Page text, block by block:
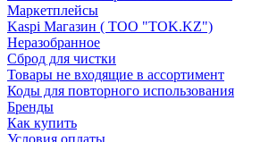
Маркетплейсы
Kaspi Магазин ( ТОО "TOK.KZ")
Неразобранное
Сброд для чистки
Товары не входящие в ассортимент
Коды для повторного использования
Бренды
Как купить
Условия оплаты